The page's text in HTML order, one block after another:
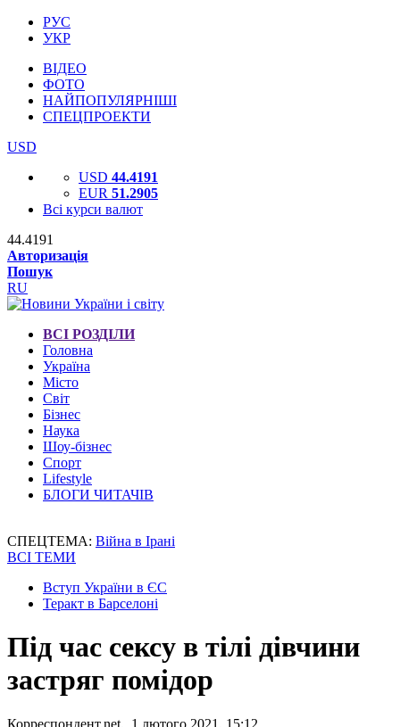
РУС
УКР
ВІДЕО
ФОТО
НАЙПОПУЛЯРНІШІ
СПЕЦПРОЕКТИ
USD
USD 44.4191
EUR 51.2905
Всі курси валют
44.4191
Авторизація
Пошук
RU
ВСІ РОЗДІЛИ
Головна
Україна
Місто
Світ
Бізнес
Наука
Шоу-бізнес
Спорт
Lifestyle
БЛОГИ ЧИТАЧІВ
СПЕЦТЕМА: Війна в Ірані
ВСІ ТЕМИ
Вступ України в ЄС
Теракт в Барселоні
Під час сексу в тілі дівчини
застряг помідор
Корреспондент.net, 1 лютого 2021, 15:12